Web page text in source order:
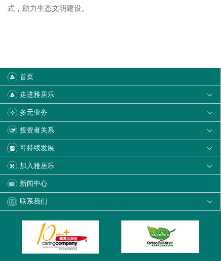
式，助力生态文明建设。
首页
走进雅居乐 
多元业务 
投资者关系 
可持续发展 
加入雅居乐 
新闻中心
联系我们 